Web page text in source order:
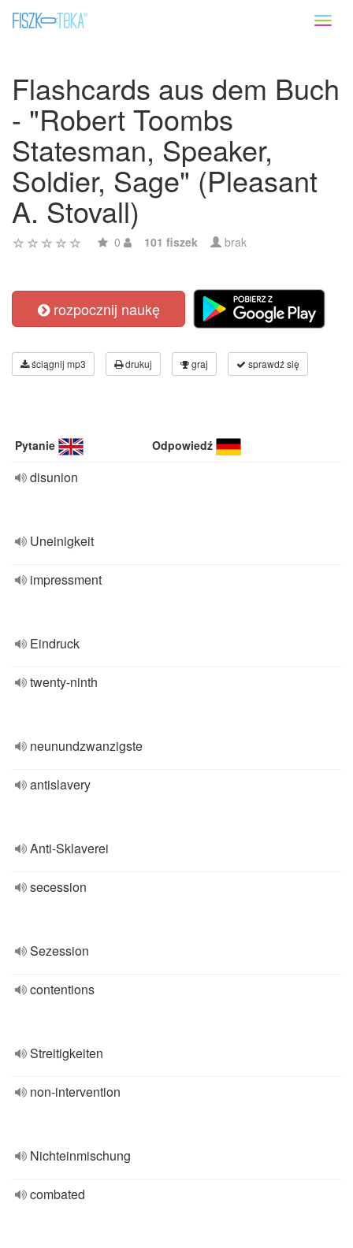
Flashcards aus dem Buch
- "Robert Toombs
Statesman, Speaker,
Soldier, Sage" (Pleasant
A. Stovall)
0 101 fiszek brak
rozpocznij naukę
ściągnij mp3 drukuj graj sprawdź się
Pytanie Odpowiedź
disunion
Uneinigkeit
impressment
Eindruck
twenty-ninth
neunundzwanzigste
antislavery
Anti-Sklaverei
secession
Sezession
contentions
Streitigkeiten
non-intervention
Nichteinmischung
combated